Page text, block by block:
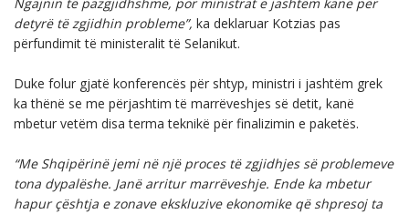
detyrë të zgjidhin probleme”, ka deklaruar Kotzias pas
përfundimit të ministeralit të Selanikut.
Duke folur gjatë konferencës për shtyp, ministri i jashtëm grek
ka thënë se me përjashtim të marrëveshjes së detit, kanë
mbetur vetëm disa terma teknikë për finalizimin e paketës.
“Me Shqipërinë jemi në një proces të zgjidhjes së problemeve
tona dypalëshe. Janë arritur marrëveshje. Ende ka mbetur
hapur çështja e zonave ekskluzive ekonomike që shpresoj ta